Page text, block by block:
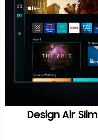
Design Air